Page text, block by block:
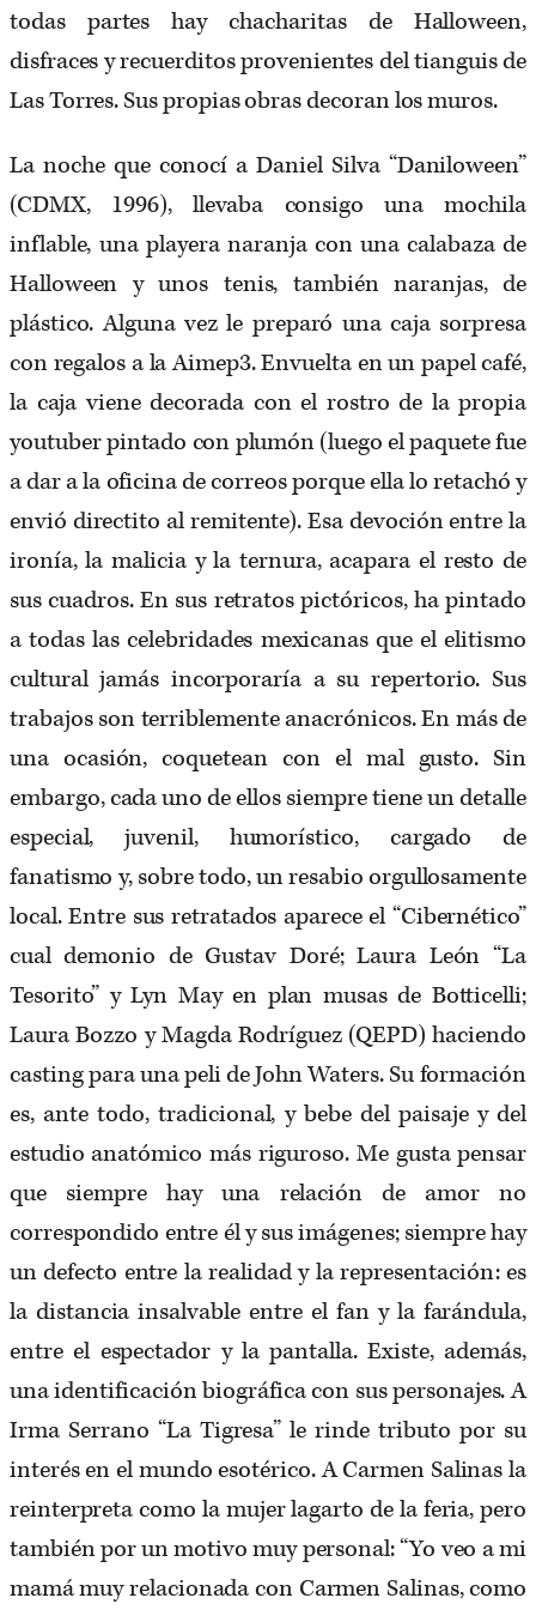
todas partes hay chacharitas de Halloween,
disfraces y recuerditos provenientes del tianguis de
Las Torres. Sus propias obras decoran los muros.
La noche que conocí a Daniel Silva “Daniloween”
(CDMX, 1996), llevaba consigo una mochila
inflable, una playera naranja con una calabaza de
Halloween y unos tenis, también naranjas, de
plástico. Alguna vez le preparó una caja sorpresa
con regalos a la Aimep3. Envuelta en un papel café,
la caja viene decorada con el rostro de la propia
youtuber pintado con plumón (luego el paquete fue
a dar a la oficina de correos porque ella lo retachó y
envió directito al remitente). Esa devoción entre la
ironía, la malicia y la ternura, acapara el resto de
sus cuadros. En sus retratos pictóricos, ha pintado
a todas las celebridades mexicanas que el elitismo
cultural jamás incorporaría a su repertorio. Sus
trabajos son terriblemente anacrónicos. En más de
una ocasión, coquetean con el mal gusto. Sin
embargo, cada uno de ellos siempre tiene un detalle
especial, juvenil, humorístico, cargado de
fanatismo y, sobre todo, un resabio orgullosamente
local. Entre sus retratados aparece el “Cibernético”
cual demonio de Gustav Doré; Laura León “La
Tesorito” y Lyn May en plan musas de Botticelli;
Laura Bozzo y Magda Rodríguez (QEPD) haciendo
casting para una peli de John Waters. Su formación
es, ante todo, tradicional, y bebe del paisaje y del
estudio anatómico más riguroso. Me gusta pensar
que siempre hay una relación de amor no
correspondido entre él y sus imágenes; siempre hay
un defecto entre la realidad y la representación: es
la distancia insalvable entre el fan y la farándula,
entre el espectador y la pantalla. Existe, además,
una identificación biográfica con sus personajes. A
Irma Serrano “La Tigresa” le rinde tributo por su
interés en el mundo esotérico. A Carmen Salinas la
reinterpreta como la mujer lagarto de la feria, pero
también por un motivo muy personal: “Yo veo a mi
mamá muy relacionada con Carmen Salinas, como